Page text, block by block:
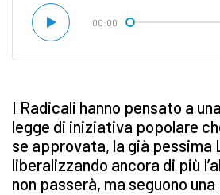
00:00
I Radicali hanno pensato a
legge di iniziativa popolare
se approvata, la già pessima
liberalizzando ancora di più
non passerà, ma seguono